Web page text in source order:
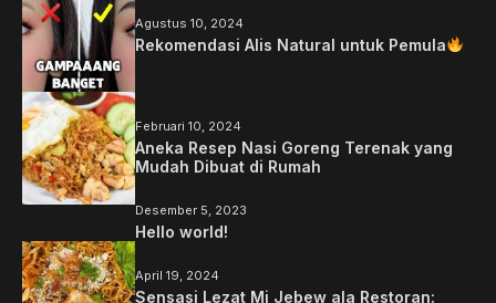
Agustus 10, 2024
Rekomendasi Alis Natural untuk Pemula
Februari 10, 2024
Aneka Resep Nasi Goreng Terenak yang
Mudah Dibuat di Rumah
Desember 5, 2023
Hello world!
April 19, 2024
Sensasi Lezat Mi Jebew ala Restoran: